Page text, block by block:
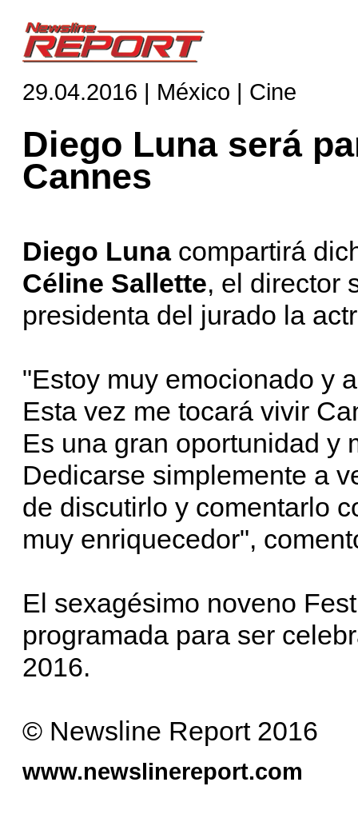
29.04.2016 | México | Cine
Diego Luna será
Cannes
Diego Luna compartirá
Céline Sallette, el director
presidenta del jurado la
"Estoy muy emocionado y
Esta vez me tocará vivir
Es una gran oportunidad y
Dedicarse simplemente a
de discutirlo y comentarlo
muy enriquecedor",
El sexagésimo noveno
programada para ser
2016.
© Newsline Report 2016
www.newslinereport.com